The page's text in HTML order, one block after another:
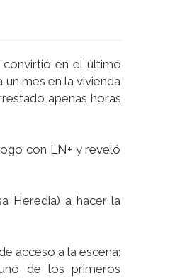
convirtió en el último
mes en la vivienda
apenas horas
con LN+ y reveló
Heredia) a hacer la
acceso a la escena:
de los primeros